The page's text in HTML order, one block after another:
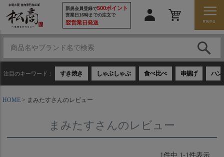
新規会員登録で500ポイント
営業日16時までの注文で
翌営業日発送
注目のキーワード： すき焼き しゃぶしゃぶ 食べ比べ 串揚げ ハン
HOME まみたすさんのレビュー
まみたすさんのレビュー
1件中 1-1件表示